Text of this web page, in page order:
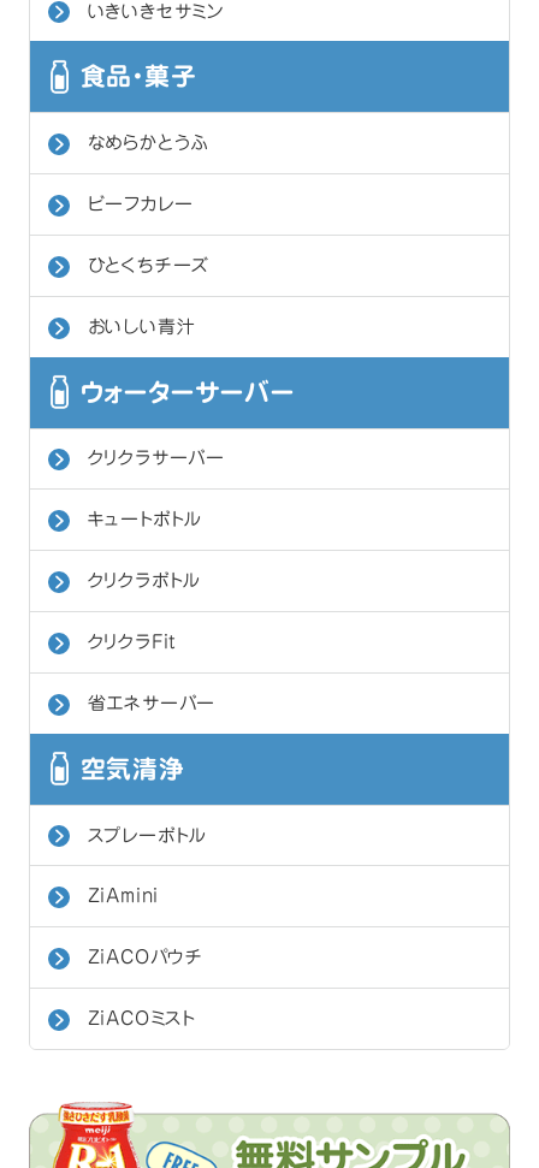
いきいきセサミン
食品・菓子
なめらかとうふ
ビーフカレー
ひとくちチーズ
おいしい青汁
ウォーターサーバー
クリクラサーバー
キュートボトル
クリクラボトル
クリクラFit
省エネサーバー
空気清浄
スプレーボトル
ZiAmini
ZiACOパウチ
ZiACOミスト